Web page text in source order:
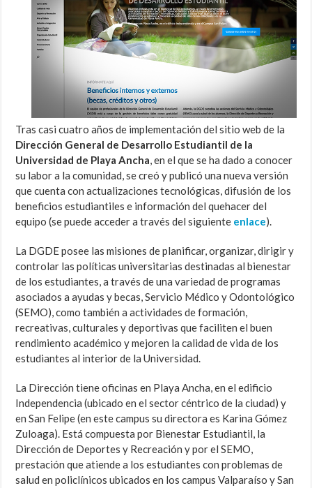
Tras casi cuatro años de implementación del sitio web de la
Dirección General de Desarrollo Estudiantil de la
Universidad de Playa Ancha, en el que se ha dado a conocer
su labor a la comunidad, se creó y publicó una nueva versión
que cuenta con actualizaciones tecnológicas, difusión de los
beneficios estudiantiles e información del quehacer del
equipo (se puede acceder a través del siguiente enlace).
La DGDE posee las misiones de planificar, organizar, dirigir y
controlar las políticas universitarias destinadas al bienestar
de los estudiantes, a través de una variedad de programas
asociados a ayudas y becas, Servicio Médico y Odontológico
(SEMO), como también a actividades de formación,
recreativas, culturales y deportivas que faciliten el buen
rendimiento académico y mejoren la calidad de vida de los
estudiantes al interior de la Universidad.
La Dirección tiene oficinas en Playa Ancha, en el edificio
Independencia (ubicado en el sector céntrico de la ciudad) y
en San Felipe (en este campus su directora es Karina Gómez
Zuloaga). Está compuesta por Bienestar Estudiantil, la
Dirección de Deportes y Recreación y por el SEMO,
prestación que atiende a los estudiantes con problemas de
salud en policlínicos ubicados en los campus Valparaíso y San